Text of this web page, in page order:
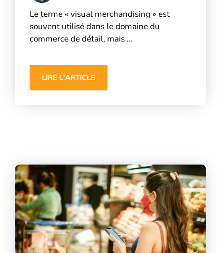
Le terme « visual merchandising » est
souvent utilisé dans le domaine du
commerce de détail, mais ...
LIRE L'ARTICLE